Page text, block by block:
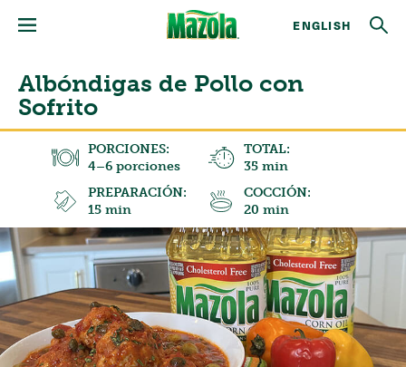
ENGLISH
Albóndigas de Pollo con
Sofrito
PORCIONES:
4–6 porciones
TOTAL:
35 min
PREPARACIÓN:
15 min
COCCIÓN:
20 min